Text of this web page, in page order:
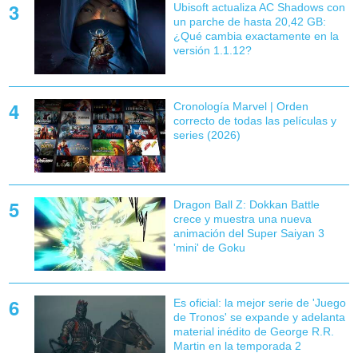
Ubisoft actualiza AC Shadows con
un parche de hasta 20,42 GB:
¿Qué cambia exactamente en la
versión 1.1.12?
Cronología Marvel | Orden
correcto de todas las películas y
series (2026)
Dragon Ball Z: Dokkan Battle
crece y muestra una nueva
animación del Super Saiyan 3
'mini' de Goku
Es oficial: la mejor serie de 'Juego
de Tronos' se expande y adelanta
material inédito de George R.R.
Martin en la temporada 2